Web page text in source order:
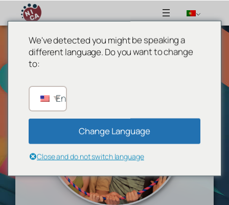
o
We've detected you might be speaking a
different language. Do you want to change
to:
English
Change Language
Close and do not switch language